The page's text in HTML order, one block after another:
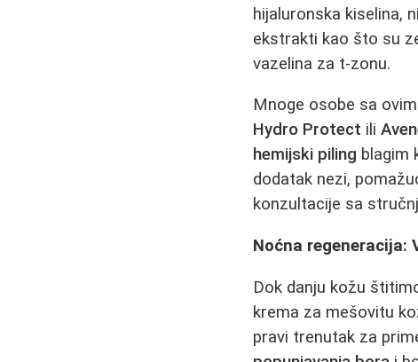
hijaluronska kiselina,
ekstrakti kao što su
vazelina za t-zonu.
Mnoge osobe sa
Hydro Protect ili
hemijski piling blagim
dodatak nezi,
konzultacije sa
Noćna regeneracija:
Dok danju kožu
krema za mešovitu
pravi trenutak za